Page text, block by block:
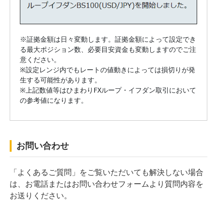
※証拠金額は日々変動します。証拠金額によって設定でき
る最大ポジション数、必要目安資金も変動しますのでご注
意ください。
※設定レンジ内でもレートの値動きによっては損切りが発
生する可能性があります。
※上記数値等はひまわりFXループ・イフダン取引において
の参考値になります。
お問い合わせ
「よくあるご質問」をご覧いただいても解決しない場合
は、お電話またはお問い合わせフォームより質問内容を
お送りください。